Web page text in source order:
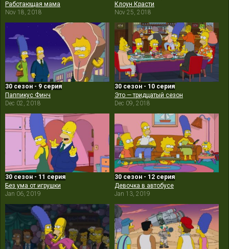
Работающая мама
Nov 18, 2018
Клоун Красти
Nov 25, 2018
30 сезон - 9 серия
Паппикус Финч
Dec 02, 2018
30 сезон - 10 серия
Это — тридцатый сезон
Dec 09, 2018
30 сезон - 11 серия
Без ума от игрушки
Jan 06, 2019
30 сезон - 12 серия
Девочка в автобусе
Jan 13, 2019